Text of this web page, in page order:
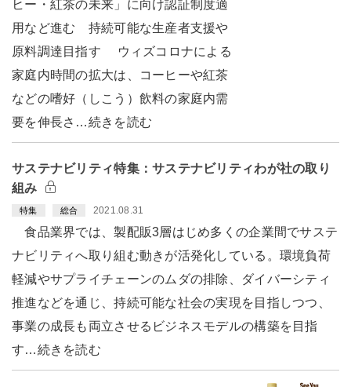
ヒー・紅茶の未来」に向け認証制度適
用など進む 持続可能な生産者支援や
原料調達目指す ウィズコロナによる
家庭内時間の拡大は、コーヒーや紅茶
などの嗜好（しこう）飲料の家庭内需
要を伸長さ…続きを読む
サステナビリティ特集：サステナビリティわが社の取り
組み
特集 総合 2021.08.31
食品業界では、製配販3層はじめ多くの企業間でサステ
ナビリティへ取り組む動きが活発化している。環境負荷
軽減やサプライチェーンのムダの排除、ダイバーシティ
推進などを通じ、持続可能な社会の実現を目指しつつ、
事業の成長も両立させるビジネスモデルの構築を目指
す…続きを読む